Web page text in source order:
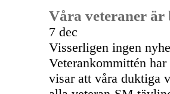
Våra veteraner är
7 dec
Visserligen ingen
Veterankommittén
visar att våra duktiga